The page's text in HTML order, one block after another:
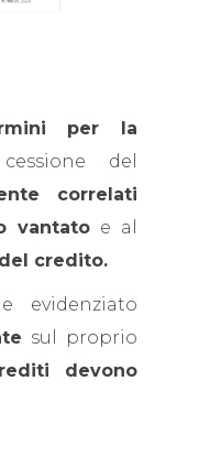
per la
del
correlati
vantatoe al
credito.
evidenziato
sul proprio
devono